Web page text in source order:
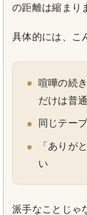
の距離は縮まり
具体的には、こ
喧嘩の続
だけは普
同じテー
「ありが
い
派手なことじゃ